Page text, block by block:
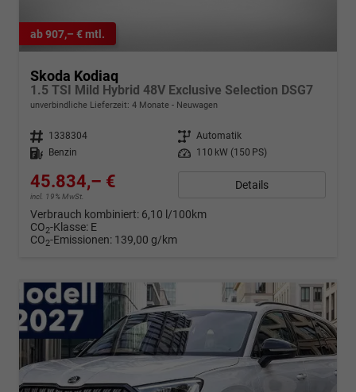
ab 907,– € mtl.
Skoda Kodiaq
1.5 TSI Mild Hybrid 48V Exclusive Selection DSG7
unverbindliche Lieferzeit: 4 Monate Neuwagen
Fahrzeugnr. 1338304 Getriebe Automatik
Kraftstoff
Benzin Leistung 110 kW (150 PS)
45.834,– €
incl. 19% MwSt.
Details
Verbrauch kombiniert: 6,10 l/100km
CO2-Klasse: E
CO2-Emissionen: 139,00 g/km